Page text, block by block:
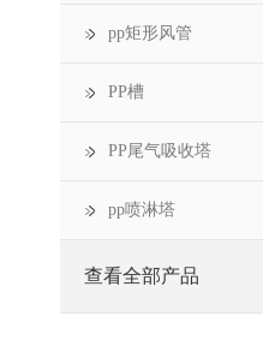
pp矩形风管
PP槽
PP尾气吸收塔
pp喷淋塔
查看全部产品